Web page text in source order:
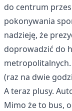
do centrum
pokonywania
nadzieję, że
doprowadzić do
(raz na dwie
A teraz plusy.
Mimo że to bus,